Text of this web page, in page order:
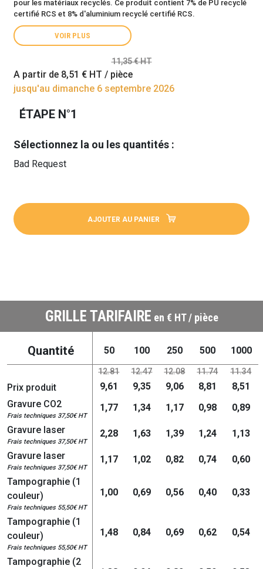
pour les matériaux recyclés. Ce produit contient 7% de PU recyclé
certifié RCS et 8% d'aluminium recyclé certifié RCS.
VOIR PLUS
11,35 € HT
A partir de 8,51 € HT / pièce
jusqu'au dimanche 6 septembre 2026
ÉTAPE N°1
Sélectionnez la ou les quantités :
Bad Request
AJOUTER AU PANIER
GRILLE TARIFAIRE en € HT / pièce
Quantité 50 100 250 500 1000
12.81 12.47 12.08 11.74 11.34
Prix produit 9,61 9,35 9,06 8,81
8,51
Gravure CO2
Frais techniques 37,50€ HT
1,77 1,34 1,17 0,98
0,89
Gravure laser
Frais techniques 37,50€ HT
2,28 1,63 1,39 1,24
1,13
Gravure laser
Frais techniques 37,50€ HT
1,17 1,02 0,82 0,74
0,60
Tampographie (1
couleur)
Frais techniques 55,50€ HT
1,00 0,69 0,56 0,40 0,33
Tampographie (1
couleur)
Frais techniques 55,50€ HT
1,48 0,84 0,69 0,62 0,54
Tampographie (2